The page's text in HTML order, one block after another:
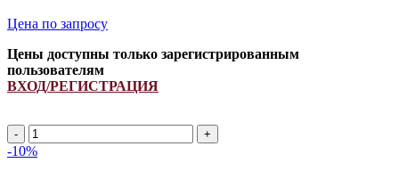
Цена по запросу
Цены доступны только зарегистрированным
пользователям
ВХОД/РЕГИСТРАЦИЯ
Количество
товара
-10%